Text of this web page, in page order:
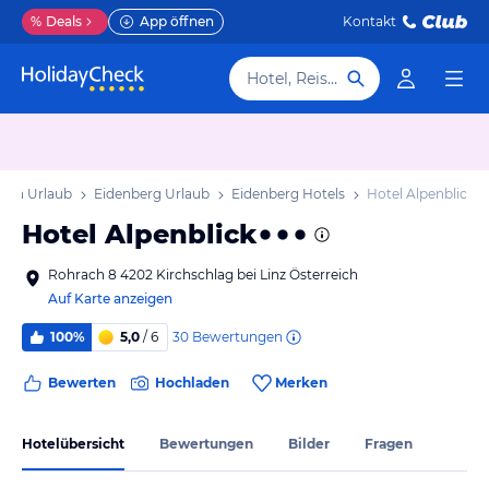
% Deals App öffnen Kontakt
Hotel, Reiseziel
Urlaub Eidenberg Urlaub Eidenberg Hotels Hotel Alpenblick
Hotel Alpenblick
Rohrach 8 4202 Kirchschlag bei Linz Österreich
Auf Karte anzeigen
100% 5,0 / 6 30 Bewertungen
Bewerten Hochladen Merken
Hotelübersicht Bewertungen Bilder Fragen